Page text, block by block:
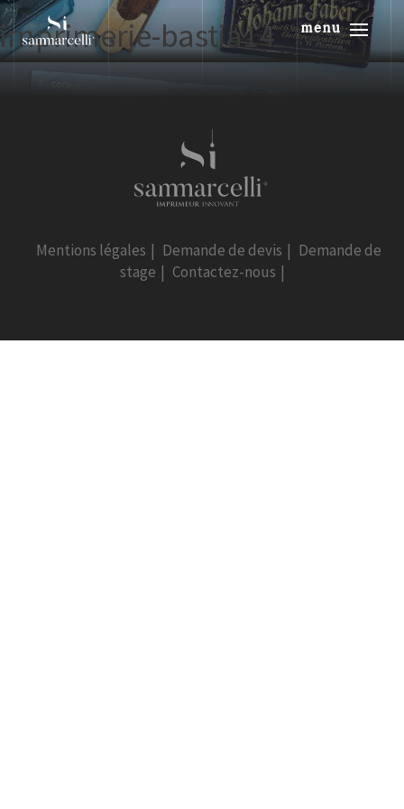
menu
imprimerie-bastia14
Mentions légales | Demande de devis | Demande de
stage | Contactez-nous |